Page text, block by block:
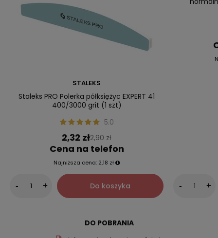
STALEKS
Staleks PRO Polerka półksiężyc EXPERT 41
400/3000 grit (1 szt)
5.0
2,32 zł2,90 zł
Cena na telefon
Najniższa cena: 2,18 zł
- + Do koszyka - +
DO POBRANIA